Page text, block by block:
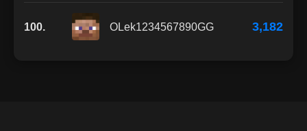
100. OLek1234567890GG 3,182